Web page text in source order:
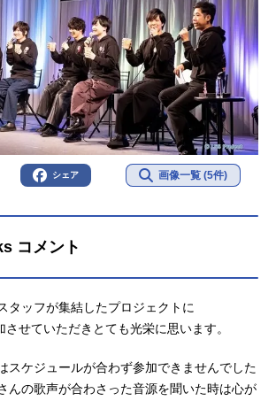
シェア 画像一覧 (5件)
コメント
タッフが集結したプロジェクトに
せていただきとても光栄に思います。
スケジュールが合わず参加できませんでした
んの歌声が合わさった音源を聞いた時は心が